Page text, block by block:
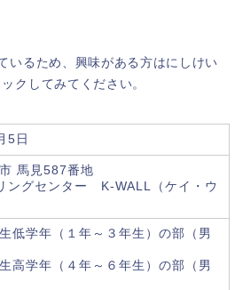
いるため、興味がある方はにしけい
クしてみてください。
5日
馬見587番地
ングセンター K-WALL（ケイ・ウ
低学年（１年～３年生）の部（男
高学年（４年～６年生）の部（男